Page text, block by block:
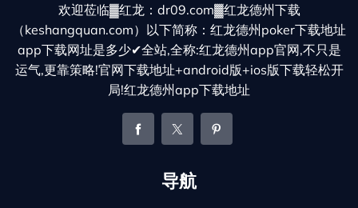
欢迎莅临▓红龙：dr09.com▓红龙德州下载
（keshangquan.com）以下简称：红龙德州poker下载地址
app下载网址是多少✔全站,全称:红龙德州app官网,不只是
运气,更靠策略!官网下载地址+android版+ios版下载轻松开
局!红龙德州app下载地址
导航